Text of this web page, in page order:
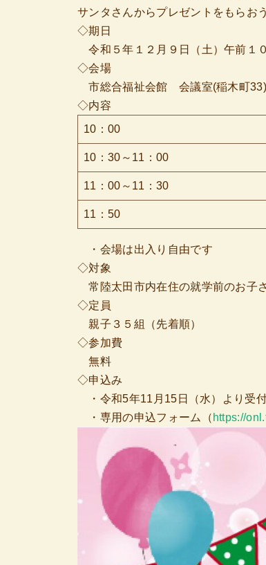
サンタさんからプレゼントをもらおう
◇期日
令和５年１２月９日（土）午前１
◇会場
市総合福祉会館 会議室(稲木町33)
◇内容
10：00
10：30～11：00
11：00～11：30
11：50
・会場は出入り自由です
◇対象
常陸太田市内在住の就学前のお子
◇定員
親子３５組（先着順）
◇参加費
無料
◇申込み
・令和5年11月15日（水）より受
・専用の申込フォーム（ https://